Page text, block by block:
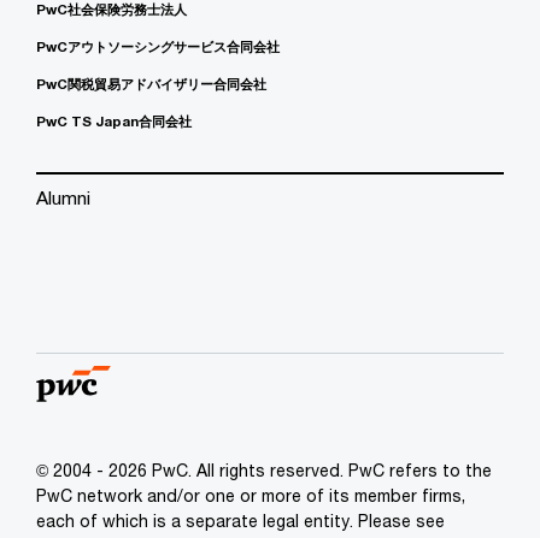
PwC社会保険労務士法人
PwCアウトソーシングサービス合同会社
PwC関税貿易アドバイザリー合同会社
PwC TS Japan合同会社
Alumni
© 2004 - 2026 PwC. All rights reserved. PwC refers to the
PwC network and/or one or more of its member firms,
each of which is a separate legal entity. Please see